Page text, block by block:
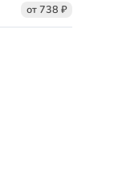
от 738 ₽